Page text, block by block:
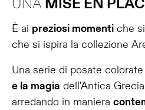
UNA MISE EN
È ai preziosi momenti che
che si ispira la collezione
Una serie di posate
e la magia dell'Antica Grecia
arredando in maniera